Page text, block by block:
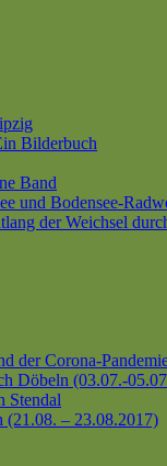
Bilderbuch
Band
und Bodensee-
der Weichsel
der Corona-
Döbeln (03.07.-
Stendal
(21.08. – 23.08.2017)